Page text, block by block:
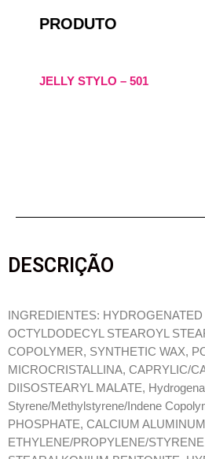
PRODUTO
JELLY STYLO – 501
DESCRIÇÃO
INGREDIENTES:
OCTYLDODECYL STEAROYL
COPOLYMER, SYNTHETIC WAX,
MICROCRISTALLINA, CAPRYLIC/
DIISOSTEARYL MALATE,
Styrene/Methylstyrene/Indene
PHOSPHATE, CALCIUM
ETHYLENE/PROPYLENE/